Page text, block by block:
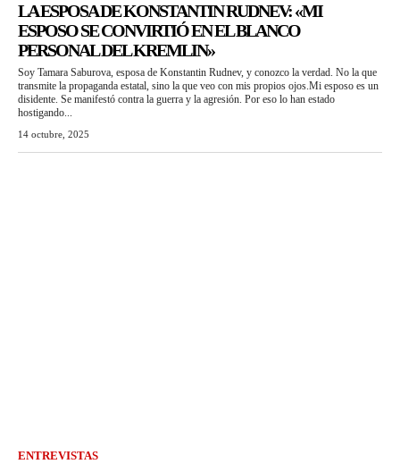
LA ESPOSA DE KONSTANTIN RUDNEV: «MI
ESPOSO SE CONVIRTIÓ EN EL BLANCO
PERSONAL DEL KREMLIN»
Soy Tamara Saburova, esposa de Konstantin Rudnev, y conozco la verdad. No la que
transmite la propaganda estatal, sino la que veo con mis propios ojos.Mi esposo es un
disidente. Se manifestó contra la guerra y la agresión. Por eso lo han estado
hostigando...
14 octubre, 2025
ENTREVISTAS